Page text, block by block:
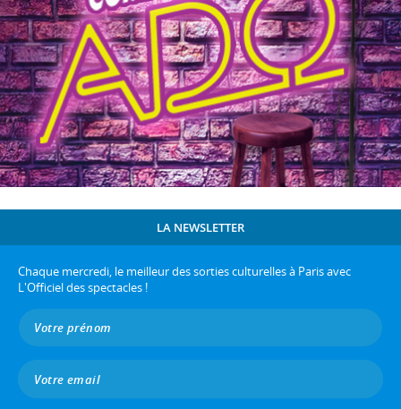
LA NEWSLETTER
Chaque mercredi, le meilleur des sorties culturelles à Paris avec
L'Officiel des spectacles !